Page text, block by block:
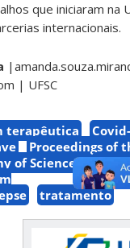
que iniciaram na
internacionais.
| UFSC
terapêutica
Covid-
Proceedings of
of Sciences
tratamento